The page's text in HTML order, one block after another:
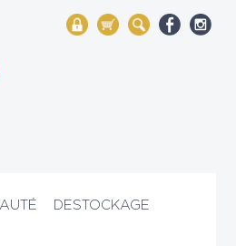
My Account
Mon panier
Rechercher
DESTOCKAGE